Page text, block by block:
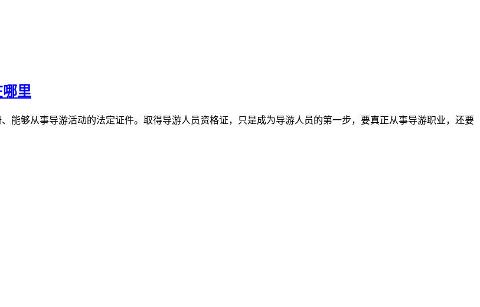
里
能够从事导游活动的法定证件。取得导游人员资格证，只是成为导游人员的第一步，要真正从事导游职业，还要